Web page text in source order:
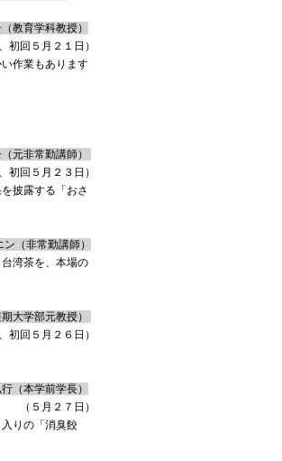
教授）
日）
作業もあります
講師）
初回５月２３日）
披露する「おさ
講師）
湾茶を、本場の
教授）
初回５月２６日）
学長）
（５月２７日）
りの「消臭餃